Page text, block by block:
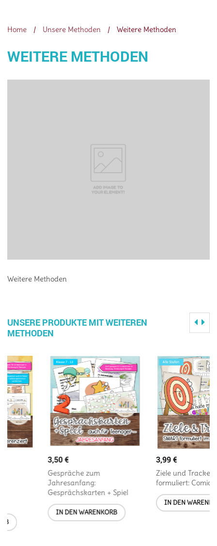
Home / Unsere Methoden / Weitere Methoden
WEITERE METHODEN
Weitere Methoden
UNSERE PRODUKTE MIT WEITEREN
METHODEN
Gespräche zum
Jahresanfang:
Gesprächskarten + Spiel
IN DEN WARENKORB
Ziele und Tracker smart
formuliert: Comic-Stil
IN DEN WARENKORB